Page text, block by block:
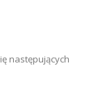
następujących